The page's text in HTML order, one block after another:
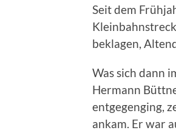
Seit dem
beklagen,
Was sich dann
Hermann
entgegenging,
ankam. Er war